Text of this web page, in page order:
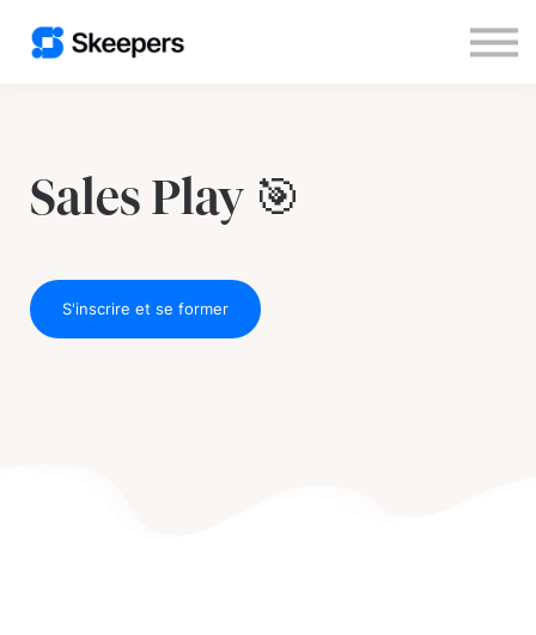
Sales Play 🎯
S'inscrire et se former